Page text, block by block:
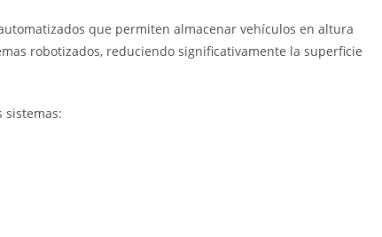
que permiten almacenar vehículos en altura
robotizados, reduciendo significativamente la superficie
sistemas: